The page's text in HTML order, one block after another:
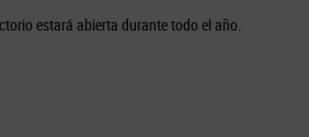
estará abierta durante todo el año.